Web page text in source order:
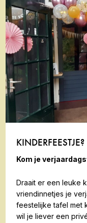
KINDERFEESTJE?
Kom je
Draait er een leuke
vriendinnetjes je
feestelijke tafel met
wil je liever een